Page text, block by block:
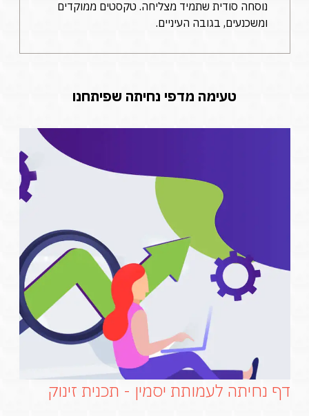
נוסחה סודית שתמיד מצליחה. טקסטים ממוקדים
ומשכנעים, בגובה העיניים.
טעימה מדפי נחיתה שפיתחנו
דף נחיתה לעמותת יסמין - תכנית זינוק